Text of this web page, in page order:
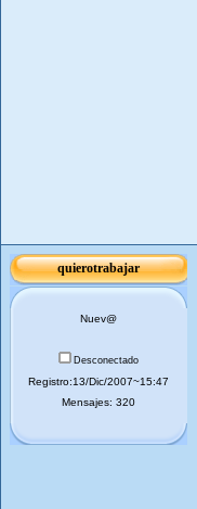
quierotrabajar
Nuev@
Desconectado
Registro:13/Dic/2007~15:47
Mensajes: 320